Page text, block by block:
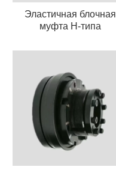
Эластичная блочная
муфта H-типа